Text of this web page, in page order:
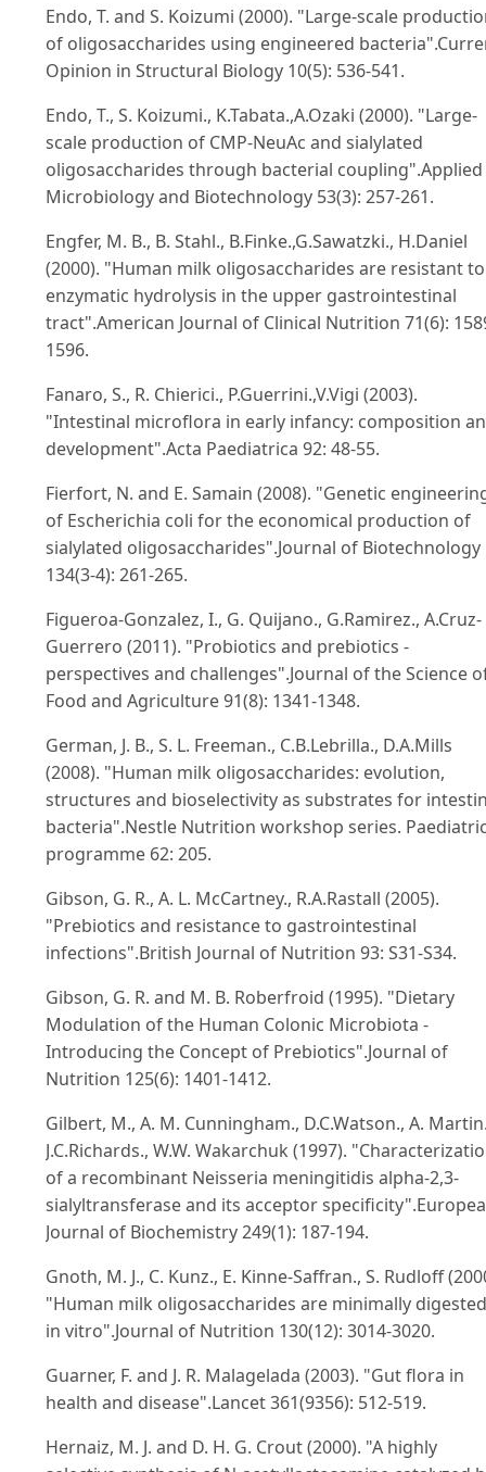
Endo, T. and S. Koizumi (2000). "Large-scale
of oligosaccharides using engineered
Opinion in Structural Biology 10(5): 536-541.
Endo, T., S. Koizumi., K.Tabata.,A.Ozaki (2000). "Large-
scale production of CMP-NeuAc and sialylated
oligosaccharides through bacterial coupling".Applied
Microbiology and Biotechnology 53(3): 257-261.
Engfer, M. B., B. Stahl., B.Finke.,G.Sawatzki., H.Daniel
(2000). "Human milk oligosaccharides are resistant to
enzymatic hydrolysis in the upper gastrointestinal
tract".American Journal of Clinical Nutrition 71(6):
1596.
Fanaro, S., R. Chierici., P.Guerrini.,V.Vigi (2003).
"Intestinal microflora in early infancy: composition
development".Acta Paediatrica 92: 48-55.
Fierfort, N. and E. Samain (2008). "Genetic
of Escherichia coli for the economical production of
sialylated oligosaccharides".Journal of Biotechnology
134(3-4): 261-265.
Figueroa-Gonzalez, I., G. Quijano., G.Ramirez., A.Cruz-
Guerrero (2011). "Probiotics and prebiotics -
perspectives and challenges".Journal of the Science
Food and Agriculture 91(8): 1341-1348.
German, J. B., S. L. Freeman., C.B.Lebrilla., D.A.Mills
(2008). "Human milk oligosaccharides: evolution,
structures and bioselectivity as substrates for
bacteria".Nestle Nutrition workshop series.
programme 62: 205.
Gibson, G. R., A. L. McCartney., R.A.Rastall (2005).
"Prebiotics and resistance to gastrointestinal
infections".British Journal of Nutrition 93: S31-S34.
Gibson, G. R. and M. B. Roberfroid (1995). "Dietary
Modulation of the Human Colonic Microbiota -
Introducing the Concept of Prebiotics".Journal of
Nutrition 125(6): 1401-1412.
Gilbert, M., A. M. Cunningham., D.C.Watson., A.
J.C.Richards., W.W. Wakarchuk (1997).
of a recombinant Neisseria meningitidis alpha-2,3-
sialyltransferase and its acceptor
Journal of Biochemistry 249(1): 187-194.
Gnoth, M. J., C. Kunz., E. Kinne-Saffran., S. Rudloff
"Human milk oligosaccharides are minimally digested
in vitro".Journal of Nutrition 130(12): 3014-3020.
Guarner, F. and J. R. Malagelada (2003). "Gut flora in
health and disease".Lancet 361(9356): 512-519.
Hernaiz, M. J. and D. H. G. Crout (2000). "A highly